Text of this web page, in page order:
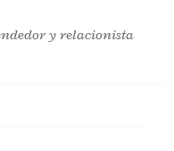
y relacionista